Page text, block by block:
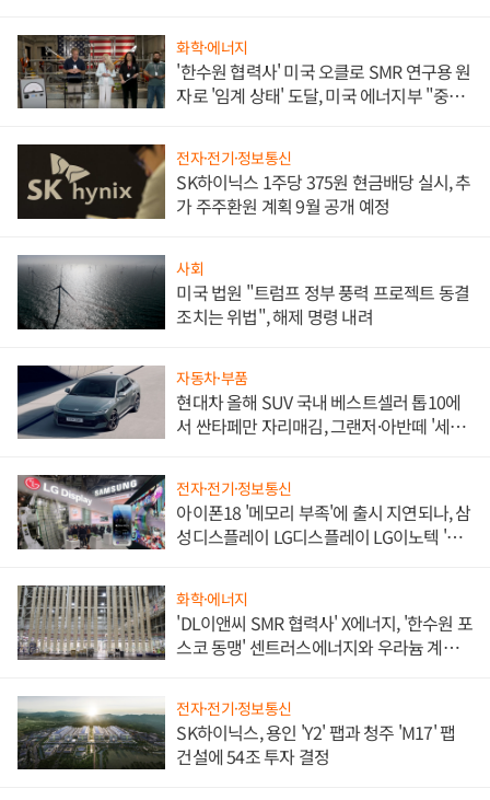
화학·에너지
'한수원 협력사' 미국 오클로 SMR 연구용 원
자로 '임계 상태' 도달, 미국 에너지부 "중요
전자·전기·정보통신
SK하이닉스 1주당 375원 현금배당 실시, 추
가 주주환원 계획 9월 공개 예정
사회
미국 법원 "트럼프 정부 풍력 프로젝트 동결
조치는 위법", 해제 명령 내려
자동차·부품
현대차 올해 SUV 국내 베스트셀러 톱10에
서 싼타페만 자리매김, 그랜저·아반떼 '세단
전자·전기·정보통신
아이폰18 '메모리 부족'에 출시 지연되나, 삼
성디스플레이 LG디스플레이 LG이노텍 '탈
화학·에너지
'DL이앤씨 SMR 협력사' X에너지, '한수원 포
스코 동맹' 센트러스에너지와 우라늄 계약
전자·전기·정보통신
SK하이닉스, 용인 'Y2' 팹과 청주 'M17' 팹
건설에 54조 투자 결정